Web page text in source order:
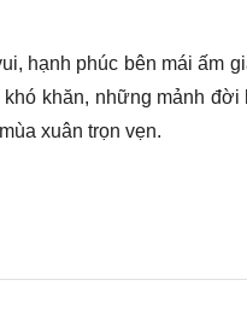
hạnh phúc bên mái ấm
khăn, những mảnh
xuân trọn vẹn.